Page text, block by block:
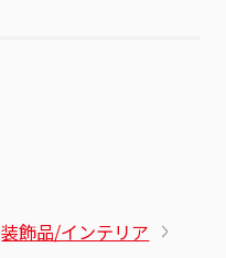
装飾品/インテリア